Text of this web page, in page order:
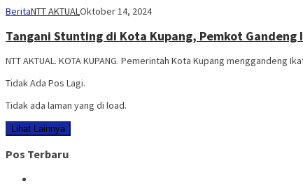
BeritaNTT AKTUALOktober 14, 2024
Tangani Stunting di Kota Kupang, Pemkot Gandeng
NTT AKTUAL. KOTA KUPANG. Pemerintah Kota Kupang menggandeng
Tidak Ada Pos Lagi.
Tidak ada laman yang di load.
Lihat Lainnya
Pos Terbaru